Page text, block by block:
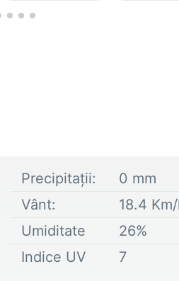
Precipitații: 0 mm
Vânt:
18.4
Umiditate
26%
Indice UV
7